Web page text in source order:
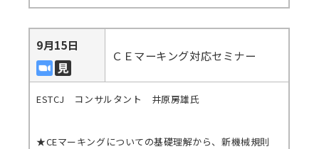
9月15日
ＣＥマーキング対応セミナー
ESTCJ コンサルタント 井原房雄氏
★CEマーキングについての基礎理解から、新機械規則